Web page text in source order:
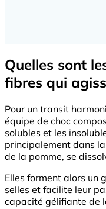
Quelles sont
fibres qui
Pour un transit
équipe de choc
solubles et les
principalement dans
de la pomme, se
Elles forment alors un
selles et facilite leur
capacité gélifiante de